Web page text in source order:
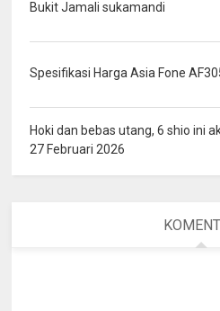
Bukit Jamali sukamandi
Spesifikasi Harga Asia Fone
Hoki dan bebas utang, 6 shio ini
27 Februari 2026